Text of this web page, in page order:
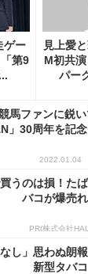
ゲー
第9
見上愛
M初共
パー
馬ファンに鋭
」30周年を記
2022.01.04
うのは損！た
バコが爆売
PR(株式会社
なし」思わぬ朗
新型タバコ